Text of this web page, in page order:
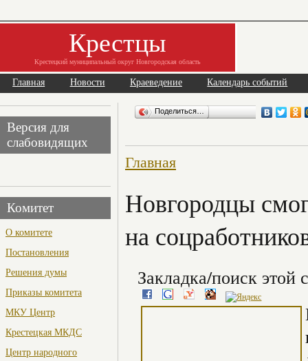
Крестцы
Крестецкий муниципальный округ Новгородская область
Главная Новости Краеведение Календарь событий
Версия для
слабовидящих
Комитет
О комитете
Постановления
Решения думы
Приказы комитета
МКУ Центр
Крестецкая МКДС
Центр народного
Поделиться…
Главная
Новгородцы
на
Закладка/поиск этой